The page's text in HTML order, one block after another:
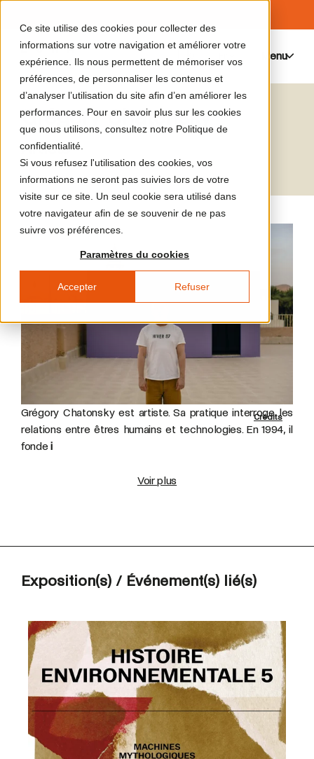
Ce site utilise des cookies pour collecter des
informations sur votre navigation et améliorer votre
expérience. Ils nous permettent de mémoriser vos
préférences, de personnaliser les contenus et
d’analyser l’utilisation du site afin d’en améliorer les
performances. Pour en savoir plus sur les cookies
que nous utilisons, consultez notre Politique de
confidentialité.
Si vous refusez l'utilisation des cookies, vos
informations ne seront pas suivies lors de votre
visite sur ce site. Un seul cookie sera utilisé dans
votre navigateur afin de se souvenir de ne pas
suivre vos préférences.
Paramètres du cookies
Accepter Refuser
Menu
Grégory Chatonsky
Artiste
Crédits
Grégory Chatonsky est artiste. Sa pratique interroge les
relations entre êtres humains et technologies. En 1994, il
fondei
Voir plus
Exposition(s) / Événement(s) lié(s)